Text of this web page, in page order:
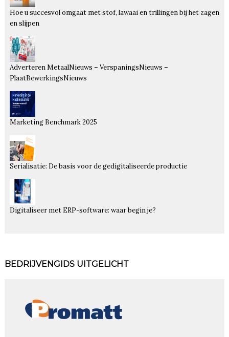
Hoe u succesvol omgaat met stof, lawaai en trillingen bij het zagen
en slijpen
Adverteren MetaalNieuws – VerspaningsNieuws –
PlaatBewerkingsNieuws
Marketing Benchmark 2025
Serialisatie: De basis voor de gedigitaliseerde productie
Digitaliseer met ERP-software: waar begin je?
BEDRIJVENGIDS UITGELICHT